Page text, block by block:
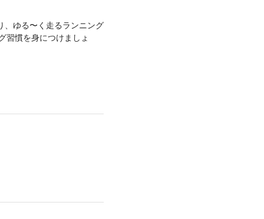
、ゆる〜く走るランニング
習慣を身につけましょ